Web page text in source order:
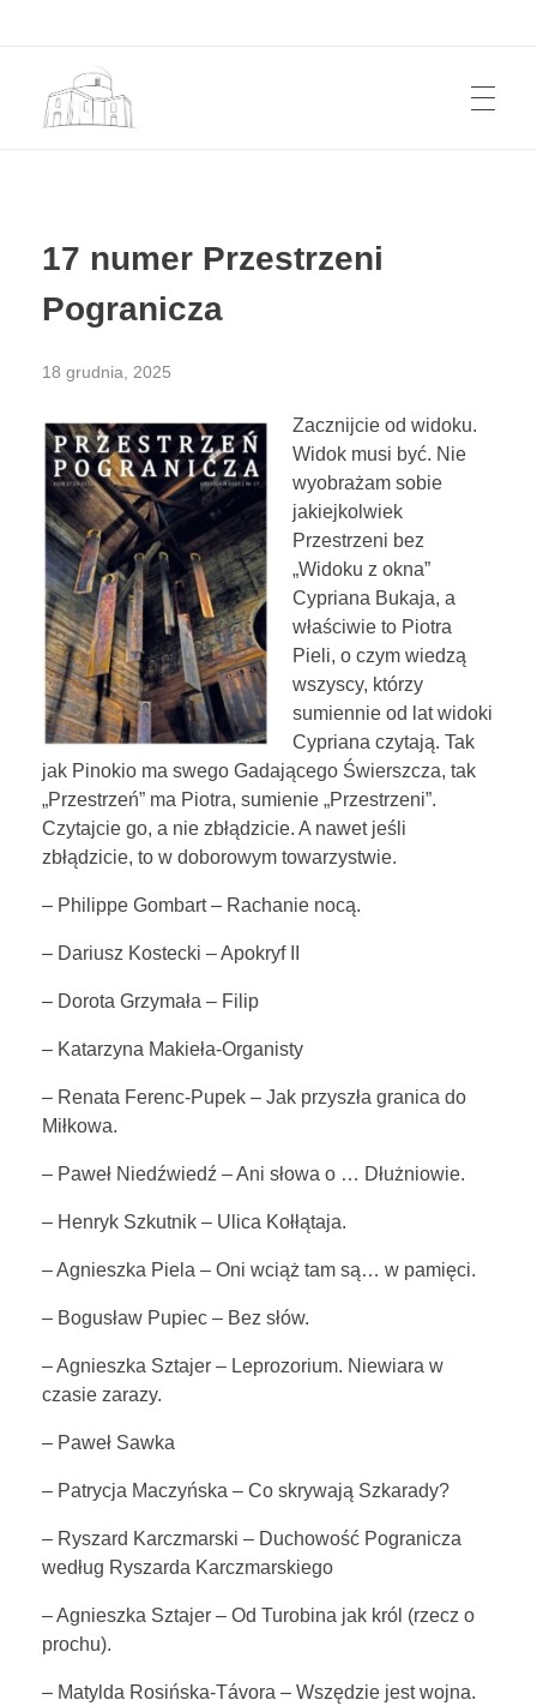
JAK KUPIĆ?
AUTORZY
KONTAKT
STOWARZYSZENIE
17 numer Przestrzeni
Pogranicza
18 grudnia, 2025
Zacznijcie od widoku.
Widok musi być. Nie
wyobrażam sobie
jakiejkolwiek
Przestrzeni bez
„Widoku z okna”
Cypriana Bukaja, a
właściwie to Piotra
Pieli, o czym wiedzą
wszyscy, którzy
sumiennie od lat widoki
Cypriana czytają. Tak
jak Pinokio ma swego Gadającego Świerszcza, tak
„Przestrzeń” ma Piotra, sumienie „Przestrzeni”.
Czytajcie go, a nie zbłądzicie. A nawet jeśli
zbłądzicie, to w doborowym towarzystwie.
– Philippe Gombart – Rachanie nocą.
– Dariusz Kostecki – Apokryf II
– Dorota Grzymała – Filip
– Katarzyna Makieła-Organisty
– Renata Ferenc-Pupek – Jak przyszła granica do
Miłkowa.
– Paweł Niedźwiedź – Ani słowa o … Dłużniowie.
– Henryk Szkutnik – Ulica Kołłątaja.
– Agnieszka Piela – Oni wciąż tam są… w pamięci.
– Bogusław Pupiec – Bez słów.
– Agnieszka Sztajer – Leprozorium. Niewiara w
czasie zarazy.
– Paweł Sawka
– Patrycja Maczyńska – Co skrywają Szkarady?
– Ryszard Karczmarski – Duchowość Pogranicza
według Ryszarda Karczmarskiego
– Agnieszka Sztajer – Od Turobina jak król (rzecz o
prochu).
– Matylda Rosińska-Távora – Wszędzie jest wojna.